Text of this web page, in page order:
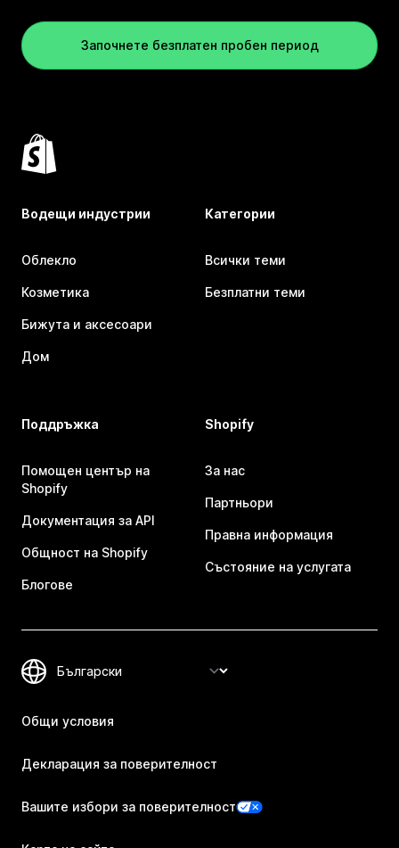
Започнете безплатен пробен период
Водещи индустрии
Облекло
Козметика
Бижута и аксесоари
Дом
Категории
Всички теми
Безплатни теми
Поддръжка
Помощен център на
Shopify
Документация за API
Общност на Shopify
Блогове
Shopify
За нас
Партньори
Правна информация
Състояние на услугата
Общи условия
Декларация за поверителност
Вашите избори за поверителност